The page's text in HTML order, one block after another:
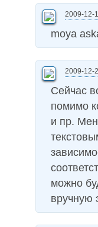
2009-12-
moya
2009-12-
Сейчас
помимо
и пр.
можно
вручную